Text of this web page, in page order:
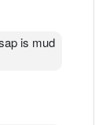
is mud